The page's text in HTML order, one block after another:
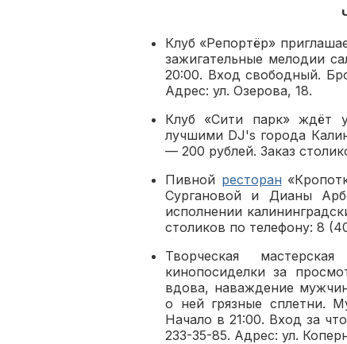
Клуб «Репортёр»
зажигательные мелодии
20:00. Вход свободный.
Адрес: ул. Озерова, 18.
Клуб «Сити парк» ждёт
лучшими DJ's города
— 200 рублей. Заказ
Пивной ресторан
Сургановой и Дианы
исполнении
столиков по телефону: 8
Творческая
кинопосиделки за
вдова, наваждение
о ней грязные сплетни.
Начало в 21:00. Вход за
233-35-85. Адрес: ул.